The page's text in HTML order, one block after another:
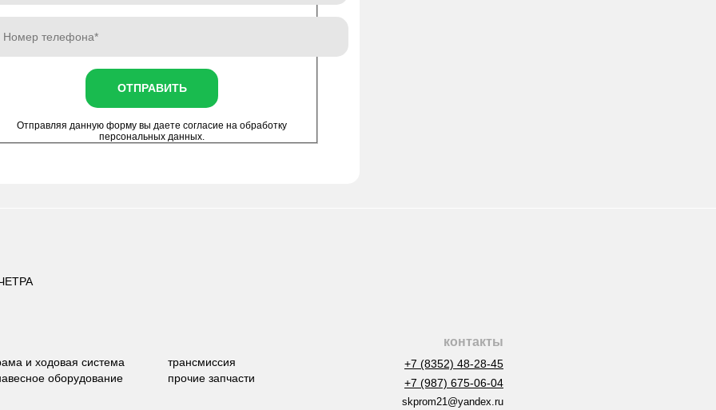
ОТПРАВИТЬ
Отправляя данную форму вы даете согласие на обработку
персональных данных
и ходовая система
трансмиссия
оборудование
прочие запчасти
контакты
+7 (8352) 48-28-45
+7 (987) 675-06-04
skprom21@yandex.ru